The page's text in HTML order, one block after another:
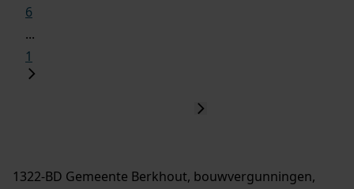
6
...
1
1322-BD Gemeente Berkhout, bouwvergunningen,